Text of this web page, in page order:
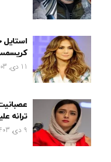
استایل
11 دی, 1403
ترانه
9 دی, 1403